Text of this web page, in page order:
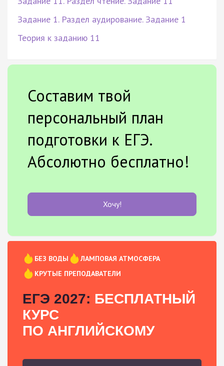
Задание 1. Раздел аудирование. Задание 1
Теория к заданию 11
Составим твой
персональный план
подготовки к ЕГЭ.
Абсолютно бесплатно!
Хочу!
БЕЗ ВОДЫ
ЛАМПОВАЯ АТМОСФЕРА
КРУТЫЕ ПРЕПОДАВАТЕЛИ
ЕГЭ 2027: БЕСПЛАТНЫЙ
КУРС
ПО АНГЛИЙСКОМУ